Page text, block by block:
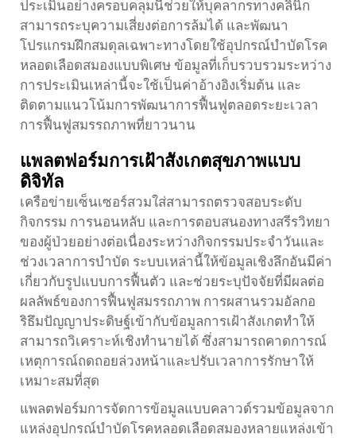
ประเมินอย่างครอบคลุมนี้ช่วยให้บุคลากรทางคลินิก
สามารถระบุความเสี่ยงต่อการล้มได้ และพัฒนา
โปรแกรมฝึกสมดุลเฉพาะทางโดยใช้อุปกรณ์บำบัดโรค
หลอดเลือดสมองแบบพิเศษ ข้อมูลที่เก็บรวบรวมระหว่าง
การประเมินเหล่านี้จะใช้เป็นค่าอ้างอิงเริ่มต้น และ
ติดตามแนวโน้มการพัฒนาการฟื้นฟูตลอดระยะเวลา
การฟื้นฟูสมรรถภาพที่ยาวนาน
แพลตฟอร์มการเฝ้าสังเกตสุขภาพแบบ
ดิจิทัล
เครือข่ายเซ็นเซอร์สวมใส่สามารถตรวจสอบระดับ
กิจกรรม การนอนหลับ และการตอบสนองทางสรีรวิทยา
ของผู้ป่วยอย่างต่อเนื่องระหว่างกิจกรรมประจำวันและ
ช่วงเวลาการบำบัด ระบบเหล่านี้ให้ข้อมูลเชิงลึกอันมีค่า
เกี่ยวกับรูปแบบการฟื้นตัว และช่วยระบุปัจจัยที่มีผลต่อ
ผลลัพธ์ของการฟื้นฟูสมรรถภาพ การผสานรวมอัลกอ
ริธึมปัญญาประดิษฐ์เข้ากับข้อมูลการเฝ้าสังเกตทำให้
สามารถวิเคราะห์เชิงทำนายได้ ซึ่งสามารถคาดการณ์
เหตุการณ์ถดถอยล่วงหน้าและปรับเวลาการรักษาให้
เหมาะสมที่สุด
แพลตฟอร์มการจัดการข้อมูลแบบคลาวด์รวมข้อมูลจาก
แหล่งอุปกรณ์บำบัดโรคหลอดเลือดสมองหลายแหล่งเข้า